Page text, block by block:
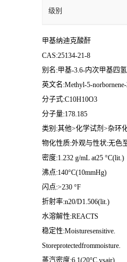
级别
甲基纳迪克酸酐
CAS:25134-21-8
别名:甲基-3.6-内次甲基四
英文名:Methyl-5-
分子式:C10H10O3
分子量:178.185
类别:其他>化学试剂>杂环
物化性质:外观与性状:无色
密度:1.232 g/mL at25 °C(lit.)
沸点:140°C(10mmHg)
闪点:>230 °F
折射率:n20/D1.506(lit.)
水溶解性:REACTS
稳定性:Moisturesensitive.
Storeprotectedfrommoisture.
蒸汽密度:6.1(20°C,vsair)